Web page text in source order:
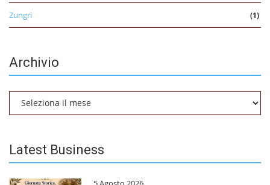
Zungri (1)
Archivio
Archivio
Latest Business